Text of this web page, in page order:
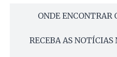
ONDE ENCONTRAR
RECEBA AS NOTÍCIAS